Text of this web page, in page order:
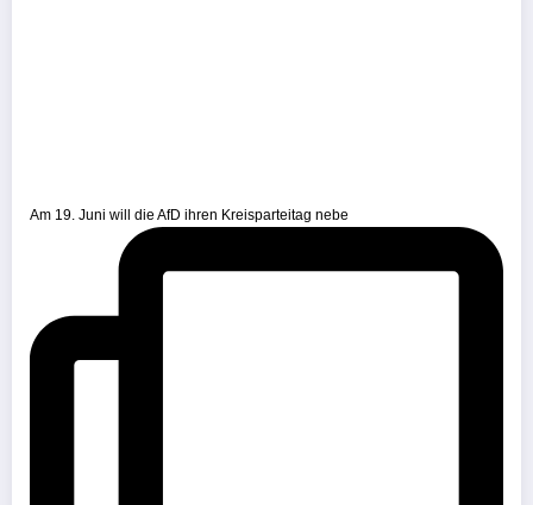
Am 19. Juni will die AfD ihren Kreisparteitag nebe